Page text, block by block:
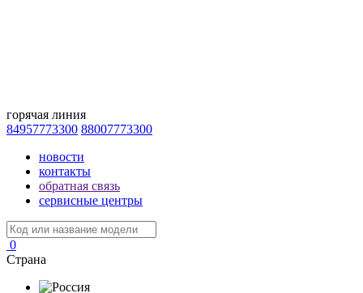
горячая линия
84957773300 88007773300
новости
контакты
обратная связь
сервисные центры
0
Страна